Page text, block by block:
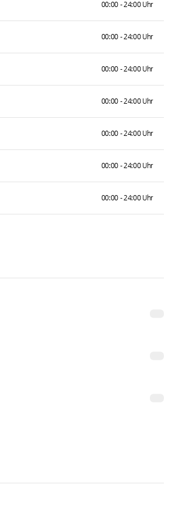
00:00 - 24:00 Uhr
00:00 - 24:00 Uhr
00:00 - 24:00 Uhr
00:00 - 24:00 Uhr
00:00 - 24:00 Uhr
00:00 - 24:00 Uhr
00:00 - 24:00 Uhr